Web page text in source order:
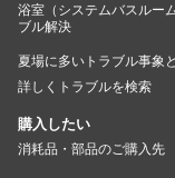
浴室（システムバスルー
ブル解決
夏場に多いトラブル事象
詳しくトラブルを検索
購入したい
消耗品・部品のご購入先